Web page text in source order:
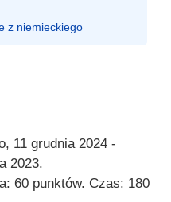
z niemieckiego
11 grudnia 2024 -
2023.
60 punktów. Czas: 180